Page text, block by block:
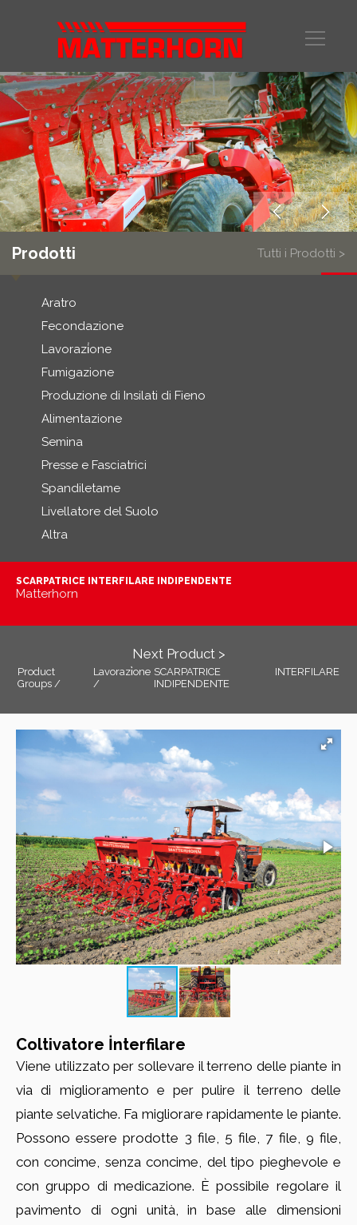
Prodotti Tutti i Prodotti >
Aratro
Fecondazione
Lavorazi̇one
Fumigazione
Produzione di Insilati di Fieno
Alimentazione
Semina
Presse e Fasciatrici
Spandiletame
Livellatore del Suolo
Altra
SCARPATRICE INTERFILARE INDIPENDENTE
Matterhorn
Next Product >
Product
Groups /
Lavorazi̇one
/
SCARPATRICE INTERFILARE
INDIPENDENTE
Coltivatore İnterfilare
Viene utilizzato per sollevare il terreno delle piante in
via di miglioramento e per pulire il terreno delle
piante selvatiche. Fa migliorare rapidamente le piante.
Possono essere prodotte 3 file, 5 file, 7 file, 9 file,
con concime, senza concime, del tipo pieghevole e
con gruppo di medicazione. È possibile regolare il
pavimento di ogni unità, in base alle dimensioni